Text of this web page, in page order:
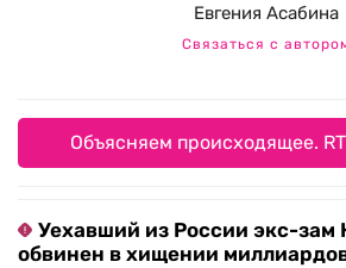
Евгения Асабина
Связаться с
Объясняем происходящее.
Уехавший из России экс-зам
обвинен в хищении